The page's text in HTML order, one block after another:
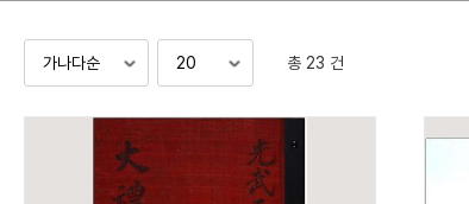
검색 연산자 사용안내
총 23 건